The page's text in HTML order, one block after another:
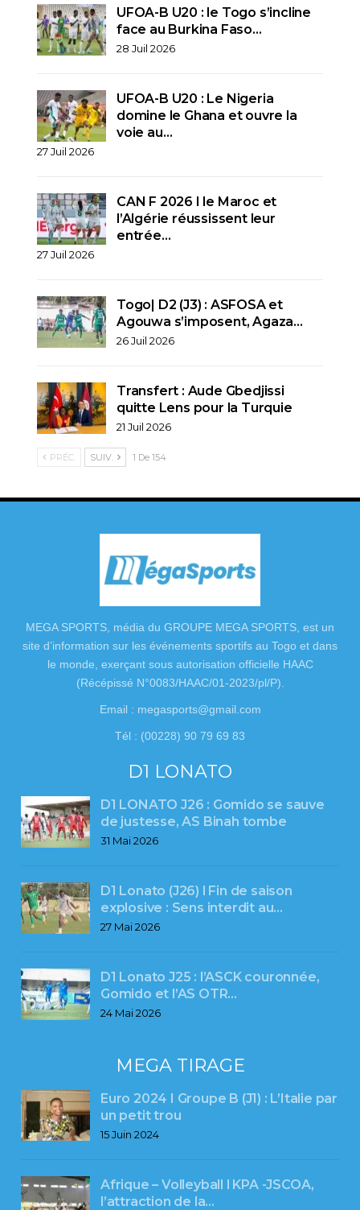
UFOA-B U20 : le Togo s’incline
face au Burkina Faso…
28 Juil 2026
UFOA-B U20 : Le Nigeria
domine le Ghana et ouvre la
voie au…
27 Juil 2026
CAN F 2026 I le Maroc et
l’Algérie réussissent leur
entrée…
27 Juil 2026
Togo| D2 (J3) : ASFOSA et
Agouwa s’imposent, Agaza…
26 Juil 2026
Transfert : Aude Gbedjissi
quitte Lens pour la Turquie
21 Juil 2026
PRÉC. SUIV. 1 De 154
MEGA SPORTS, média du GROUPE MEGA SPORTS, est un
site d’information sur les événements sportifs au Togo et dans
le monde, exerçant sous autorisation officielle HAAC
(Récépissé N°0083/HAAC/01-2023/pl/P).
Email : megasports@gmail.com
Tél : (00228) 90 79 69 83
D1 LONATO
D1 LONATO J26 : Gomido se sauve
de justesse, AS Binah tombe
31 Mai 2026
D1 Lonato (J26) l Fin de saison
explosive : Sens interdit au…
27 Mai 2026
D1 Lonato J25 : l’ASCK couronnée,
Gomido et l’AS OTR…
24 Mai 2026
MEGA TIRAGE
Euro 2024 I Groupe B (J1) : L’Italie par
un petit trou
15 Juin 2024
Afrique – Volleyball l KPA -JSCOA,
l’attraction de la…